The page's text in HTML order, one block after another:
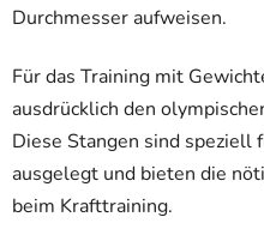
Durchmesser aufweisen.
Für das Training mit
ausdrücklich den
Diese Stangen sind speziell
ausgelegt und bieten die
beim Krafttraining.